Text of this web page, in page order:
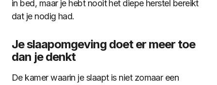
in bed, maar je hebt nooit het diepe herstel bereikt
dat je nodig had.
Je slaapomgeving doet er meer toe
dan je denkt
De kamer waarin je slaapt is niet zomaar een